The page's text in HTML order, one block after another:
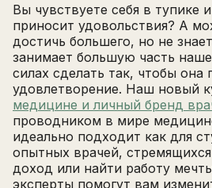
Вы чувствуете себя в тупике
приносит удовольствия? А
достичь большего, но не
занимает большую часть
силах сделать так, чтобы она
удовлетворение. Наш новый
медицине и личный бренд
проводником в мире
идеально подходит как для
опытных врачей,
доход или найти работу
эксперты помогут вам